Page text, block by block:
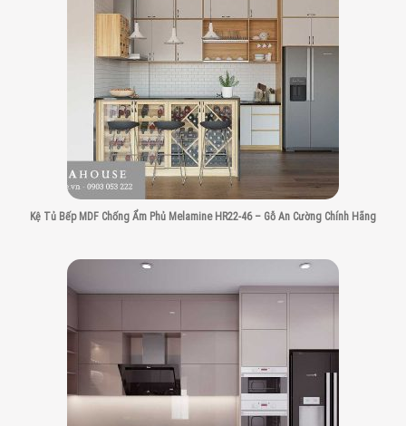
Kệ Tủ Bếp MDF Chống Ẩm Phủ Melamine HR22-46 – Gỗ An Cường Chính Hãng